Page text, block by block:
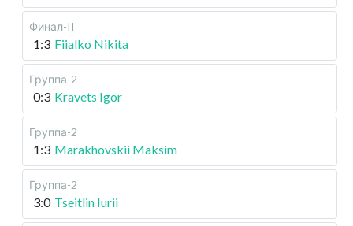
Финал-II
1:3 Fiialko Nikita
Группа-2
0:3 Kravets Igor
Группа-2
1:3 Marakhovskii Maksim
Группа-2
3:0 Tseitlin Iurii